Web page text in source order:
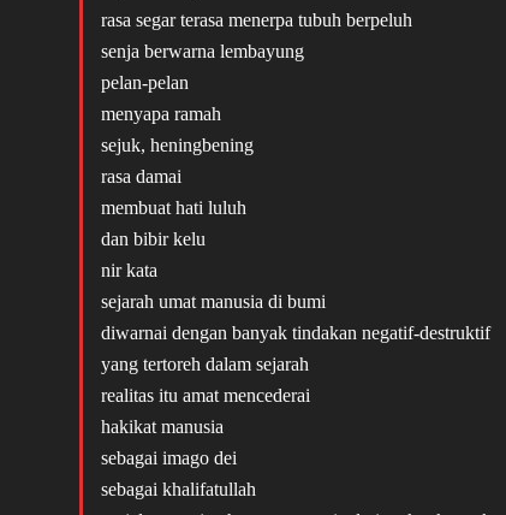
rasa segar terasa menerpa tubuh berpeluh
senja berwarna lembayung
pelan-pelan
menyapa ramah
sejuk, heningbening
rasa damai
membuat hati luluh
dan bibir kelu
nir kata
sejarah umat manusia di bumi
diwarnai dengan banyak tindakan negatif-destruktif
yang tertoreh dalam sejarah
realitas itu amat mencederai
hakikat manusia
sebagai imago dei
sebagai khalifatullah